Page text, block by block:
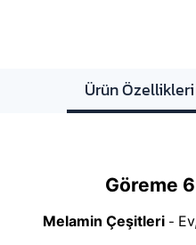
Ürün Özellikleri
Göreme
Melamin Çeşitleri -